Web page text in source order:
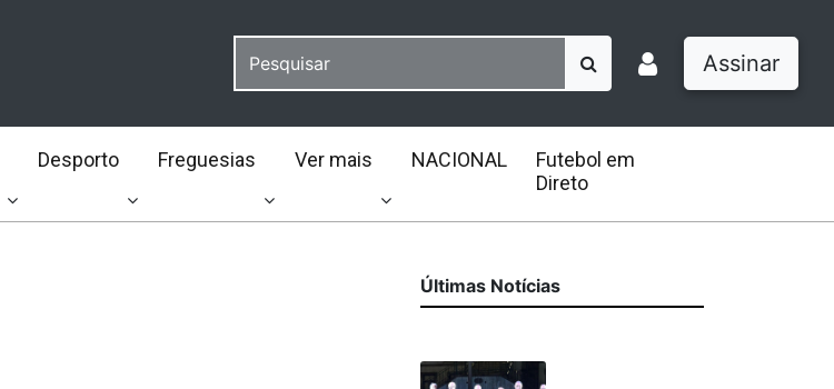
Assinar
Desporto Freguesias Ver mais NACIONAL
Futebol em
Direto
Últimas Notícias